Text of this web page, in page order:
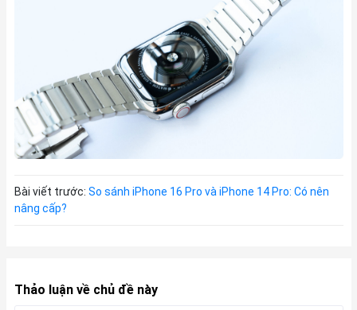
Bài viết trước: So sánh iPhone 16 Pro và iPhone 14 Pro: Có nên
nâng cấp?
Thảo luận về chủ đề này